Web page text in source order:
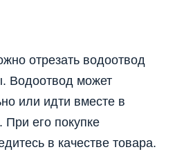
отрезать водоотвод
Водоотвод может
или идти вместе в
При его покупке
в качестве товара.